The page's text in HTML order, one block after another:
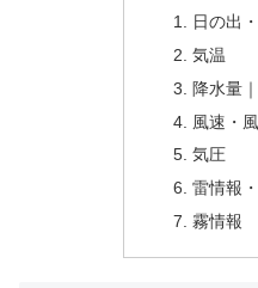
日の出
気温
降水量
風速・
気圧
雷情報
霧情報